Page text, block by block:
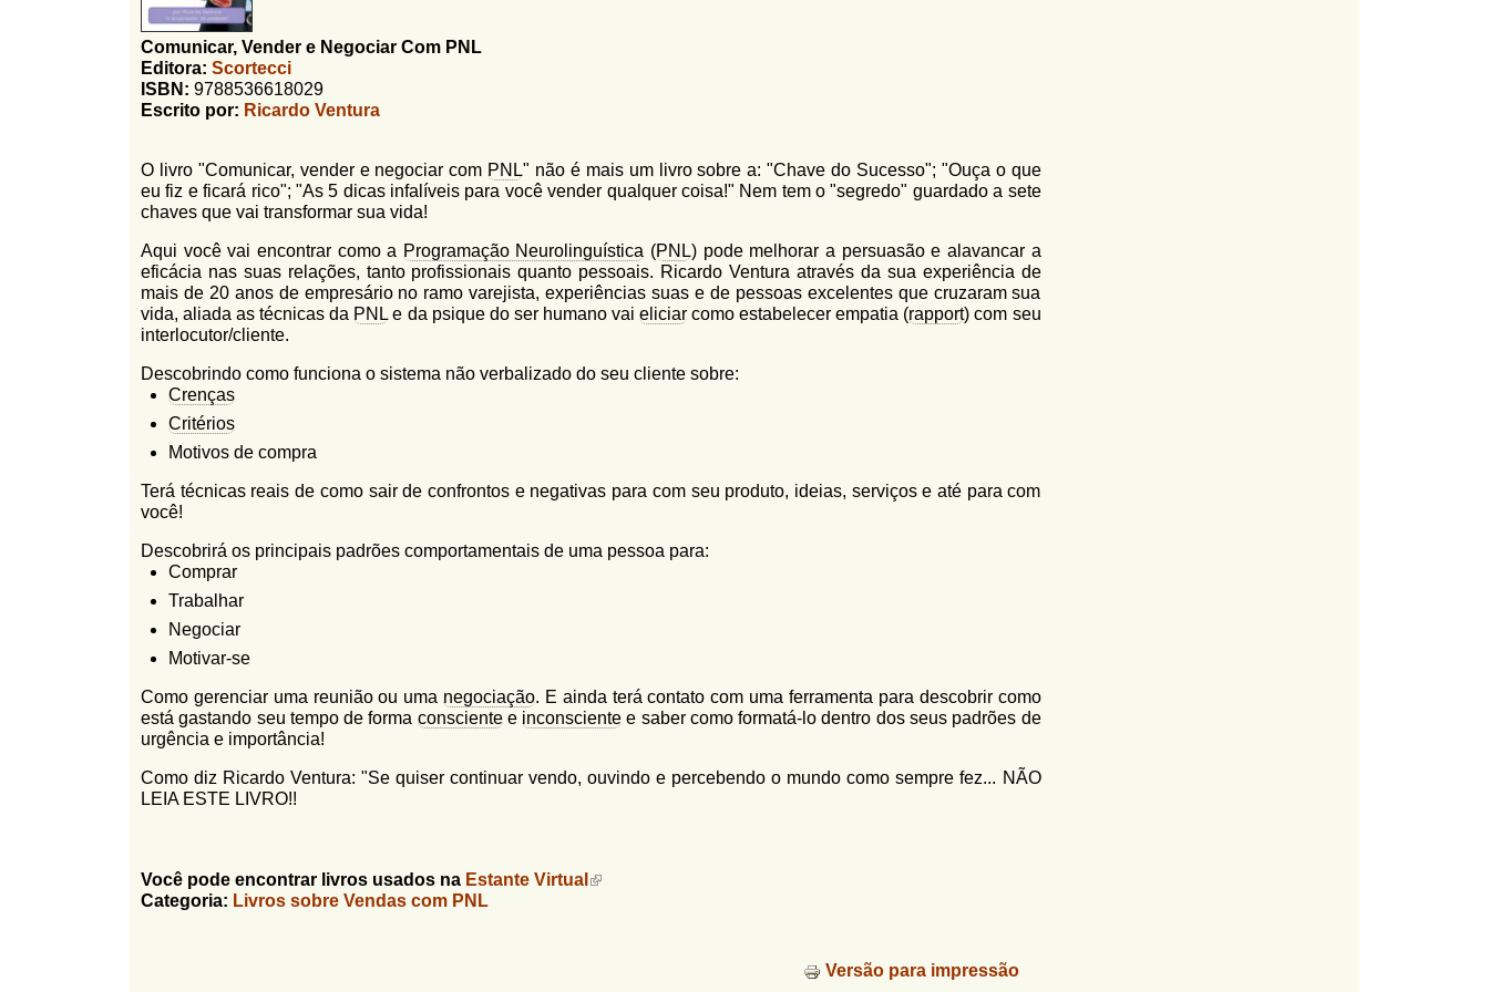
r
i
o
d
e
b
u
s
c
a
f
i
n
h
o
Comunicar, Vender e Negociar Com PNL
Editora: Scortecci
ISBN: 9788536618029
Escrito por: Ricardo Ventura
O livro "Comunicar, vender e negociar com PNL" não é mais um livro sobre a: "Chave do Sucesso"; "Ouça o que
eu fiz e ficará rico"; "As 5 dicas infalíveis para você vender qualquer coisa!" Nem tem o "segredo" guardado a sete
chaves que vai transformar sua vida!
Aqui você vai encontrar como a Programação Neurolinguística (PNL) pode melhorar a persuasão e alavancar a
eficácia nas suas relações, tanto profissionais quanto pessoais. Ricardo Ventura através da sua experiência de
mais de 20 anos de empresário no ramo varejista, experiências suas e de pessoas excelentes que cruzaram sua
vida, aliada as técnicas da PNL e da psique do ser humano vaieliciar como estabelecer empatia (rapport) com seu
interlocutor/cliente.
Descobrindo como funciona o sistema não verbalizado do seu cliente sobre:
Crenças
Critérios
Motivos de compra
Terá técnicas reais de como sair de confrontos e negativas para com seu produto, ideias, serviços e até para com
você!
Descobrirá os principais padrões comportamentais de uma pessoa para:
Comprar
Trabalhar
Negociar
Motivar-se
Como gerenciar uma reunião ou uma negociação. E ainda terá contato com uma ferramenta para descobrir como
está gastando seu tempo de forma conscientee inconsciente e saber como formatá-lo dentro dos seus padrões de
urgência e importância!
Como diz Ricardo Ventura: "Se quiser continuar vendo, ouvindo e percebendo o mundo como sempre fez... NÃO
LEIA ESTE LIVRO!!
Você pode encontrar livros usados na Estante Virtual
Categoria: Livros sobre Vendas com PNL
Versão para impressão